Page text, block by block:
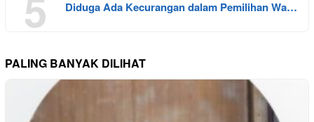
Diduga Ada Kecurangan dalam Pemilihan Wa…
PALING BANYAK DILIHAT